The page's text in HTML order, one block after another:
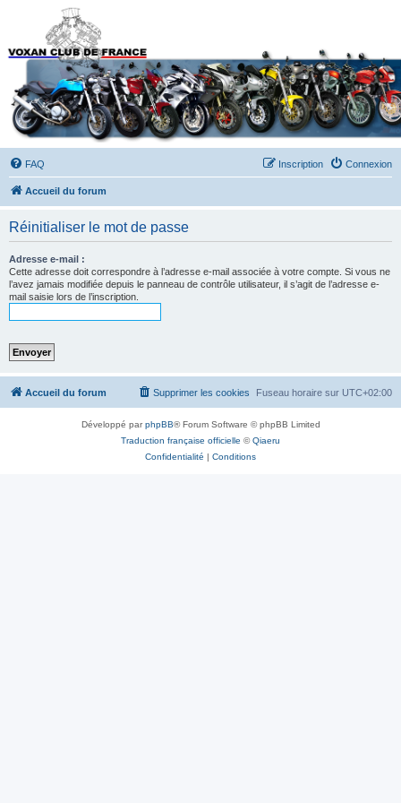
Forums du Voxan Club
de France
FAQ Connexion
Inscription
Accueil du forum
Réinitialiser le mot de passe
Adresse e-mail :
Cette adresse doit correspondre à l’adresse e-mail associée à votre compte. Si vous ne
l’avez jamais modifiée depuis le panneau de contrôle utilisateur, il s’agit de l’adresse e-
mail saisie lors de l’inscription.
Accueil du forum Fuseau horaire sur UTC+02:00
Supprimer les cookies
Développé parphpBB® Forum Software © phpBB Limited
Traduction française officielle ©Qiaeru
Confidentialité
Conditions